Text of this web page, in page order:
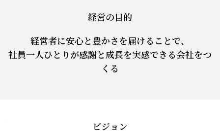
経営の目的
経営者に安心と豊かさを届けることで、
社員一人ひとりが感謝と成長を実感できる会社をつ
くる
ビジョン